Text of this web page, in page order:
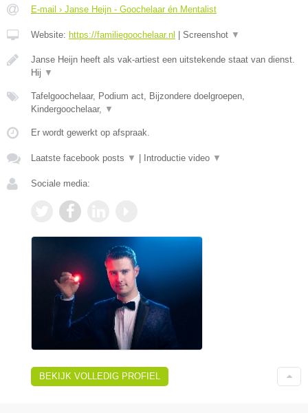
E-mail › Janse Heijn - Goochelaar én Mentalist
Website: https://familiegoochelaar.nl | Screenshot ▼
Janse Heijn heeft als vak-artiest een uitstekende staat van dienst.
Hij ▼
Tafelgoochelaar, Podium act, Bijzondere doelgroepen,
Kindergoochelaar,
▼
Er wordt gewerkt op afspraak.
Laatste facebook posts ▼ | Introductie video ▼
Sociale media:
BEKIJK VOLLEDIG PROFIEL